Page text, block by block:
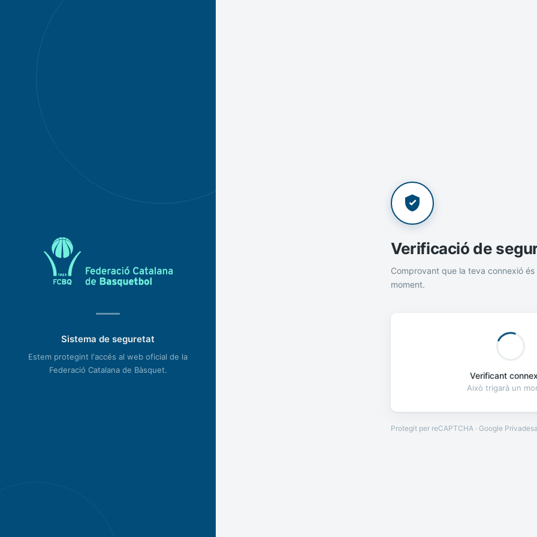
Sistema de seguretat
Estem protegint l'accés al web oficial de la
Federació Catalana de Bàsquet.
Verificació de
Comprovant que la teva connexió és
moment.
Verificant
Això trigarà un
Protegit per reCAPTCHA · Google Privadesa